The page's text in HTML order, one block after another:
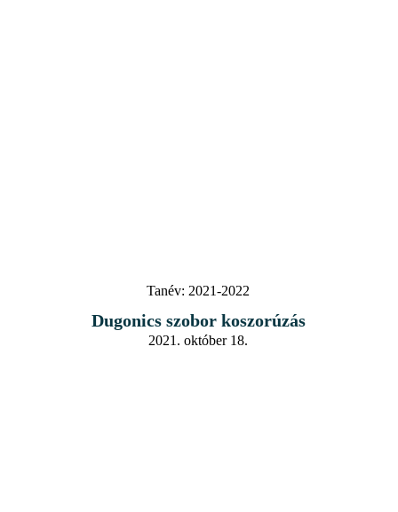
Tanév: 2021-2022
Dugonics szobor koszorúzás
2021. október 18.